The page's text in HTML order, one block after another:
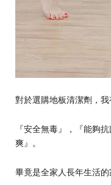
對於選購地板清潔劑，我
『安全無毒』，『能夠
爽』。
畢竟是全家人長年生活的